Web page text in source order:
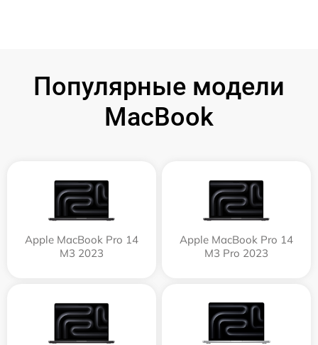
Популярные модели
MacBook
Apple MacBook Pro 14
M3 2023
Apple MacBook Pro 14
M3 Pro 2023